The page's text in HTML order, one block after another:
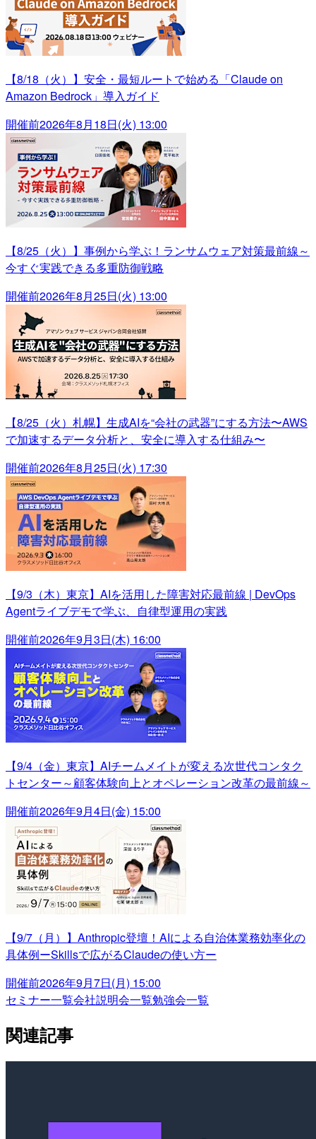
【8/18（火）】安全・最短ルートで始める「Claude on
Amazon Bedrock」導入ガイド
開催前2026年8月18日(火) 13:00
【8/25（火）】事例から学ぶ！ランサムウェア対策最前線～
今すぐ実践できる多重防御戦略
開催前2026年8月25日(火) 13:00
【8/25（火）札幌】生成AIを“会社の武器”にする方法〜AWS
で加速するデータ分析と、安全に導入する仕組み〜
開催前2026年8月25日(火) 17:30
【9/3（木）東京】AIを活用した障害対応最前線 | DevOps
Agentライブデモで学ぶ、自律型運用の実践
開催前2026年9月3日(木) 16:00
【9/4（金）東京】AIチームメイトが変える次世代コンタク
トセンター～顧客体験向上とオペレーション改革の最前線～
開催前2026年9月4日(金) 15:00
【9/7（月）】Anthropic登壇！AIによる自治体業務効率化の
具体例ーSkillsで広がるClaudeの使い方ー
開催前2026年9月7日(月) 15:00
セミナー一覧会社説明会一覧勉強会一覧
関連記事